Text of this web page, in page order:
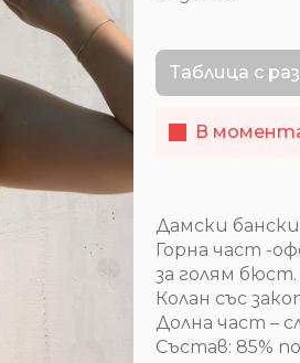
Таблица с
В
Дамски
Горна част -
за голям бюст.
Колан със
Долна част –
Състав: 85%